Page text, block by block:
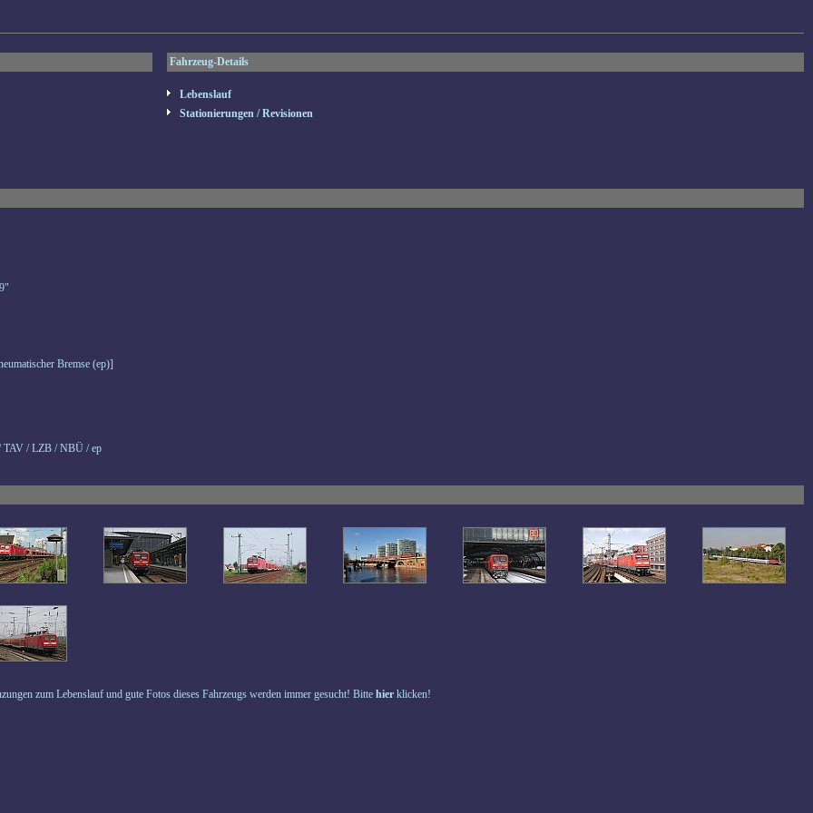
Fahrzeug-Details
Lebenslauf
Stationierungen / Revisionen
Bremse (ep)]
TAV / LZB / NBÜ / ep
zum Lebenslauf und gute Fotos dieses Fahrzeugs werden immer gesucht! Bitte hierklicken!